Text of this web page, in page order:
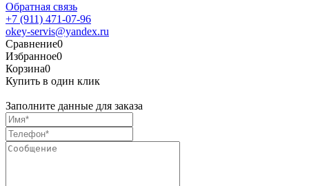
Обратная связь
+7 (911) 471-07-96
okey-servis@yandex.ru
Сравнение0
Избранное0
Корзина0
Купить в один клик
Заполните данные для заказа